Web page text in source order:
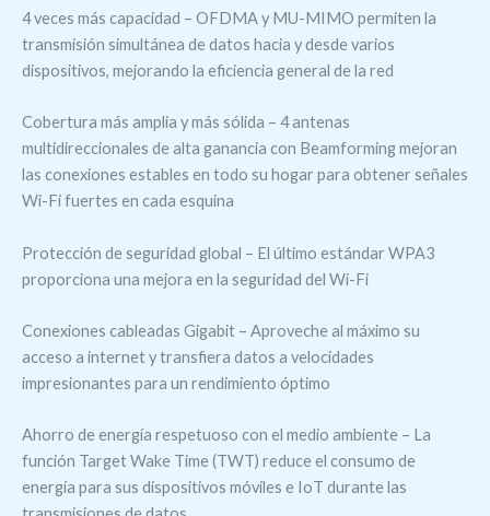
4 veces más capacidad – OFDMA y MU-MIMO permiten la
transmisión simultánea de datos hacia y desde varios
dispositivos, mejorando la eficiencia general de la red
Cobertura más amplia y más sólida – 4 antenas
multidireccionales de alta ganancia con Beamforming mejoran
las conexiones estables en todo su hogar para obtener señales
Wi-Fi fuertes en cada esquina
Protección de seguridad global – El último estándar WPA3
proporciona una mejora en la seguridad del Wi-Fi
Conexiones cableadas Gigabit – Aproveche al máximo su
acceso a internet y transfiera datos a velocidades
impresionantes para un rendimiento óptimo
Ahorro de energía respetuoso con el medio ambiente – La
función Target Wake Time (TWT) reduce el consumo de
energía para sus dispositivos móviles e IoT durante las